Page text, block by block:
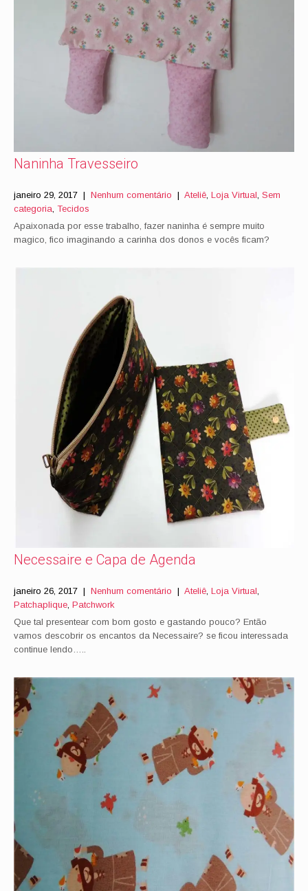
Naninha Travesseiro
janeiro 29, 2017 | Nenhum comentário | Ateliê, Loja Virtual, Sem
categoria, Tecidos
Apaixonada por esse trabalho, fazer naninha é sempre muito
magico, fico imaginando a carinha dos donos e vocês ficam?
Necessaire e Capa de Agenda
janeiro 26, 2017 | Nenhum comentário | Ateliê, Loja Virtual,
Patchaplique, Patchwork
Que tal presentear com bom gosto e gastando pouco? Então
vamos descobrir os encantos da Necessaire? se ficou interessada
continue lendo…..